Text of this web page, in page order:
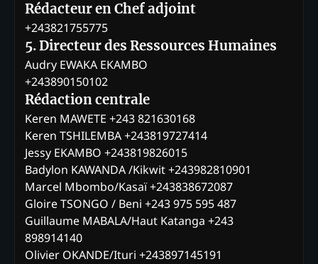
Rédacteur en Chef adjoint
+243821755775
5. Directeur des Ressources Humaines
Audry EWAKA EKAMBO
+243890150102
Rédaction centrale
Keren MAWETE +243 821630168
Keren TSHILEMBA +243819727414
Jessy EKAMBO +243819826015
Badylon KAWANDA /Kikwit +243982810901
Marcel Mbombo/Kasaï +243838672087
Gloire TSONGO / Beni +243 975 595 487
Guillaume MABALA/Haut Katanga +243
898914140
Olivier OKANDE/Ituri +243897145191